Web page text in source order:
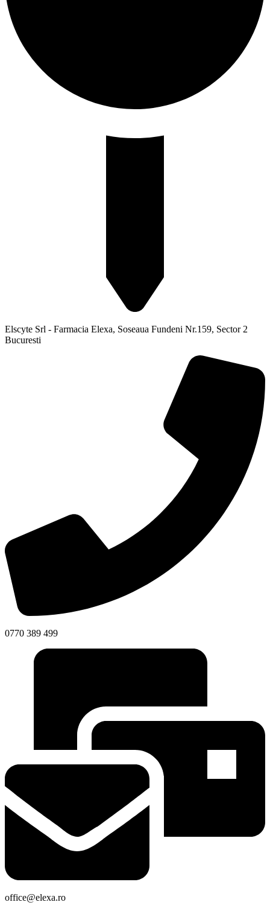
Elscyte Srl - Farmacia Elexa, Soseaua Fundeni Nr.159, Sector 2
Bucuresti
0770 389 499
office@elexa.ro